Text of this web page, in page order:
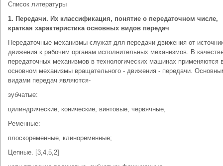
Список литературы
1. Передачи. Их классификация, понятие о передаточном числе,
краткая характеристика основных видов передач
Передаточные механизмы служат для передачи движения от
движения к рабочим органам исполнительных механизмов. В
передаточных механизмов в технологических машинах применяются
основном механизмы вращательного - движения - передачи.
видами передач являются-
зубчатые:
цилиндрические, конические, винтовые, червячные,
Ременные:
плоскоременные, клиноременные;
Цепные. [3,4,5,2]